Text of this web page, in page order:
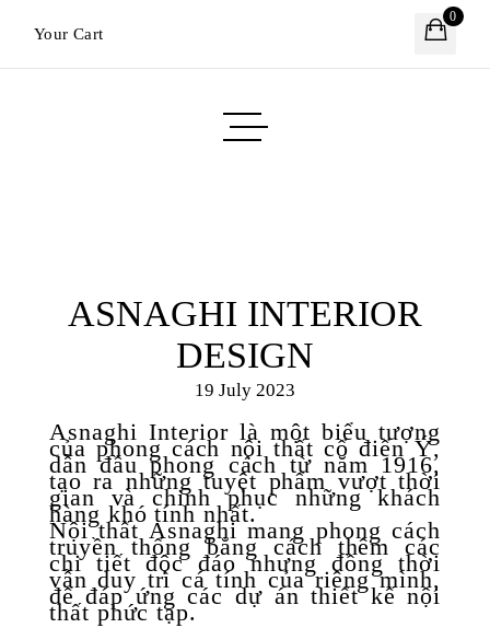
Your Cart
0
ASNAGHI INTERIOR
DESIGN
19 July 2023
Asnaghi Interior là một biểu tượng
của phong cách nội thất cổ điển Ý,
dẫn đầu phong cách từ năm 1916,
tạo ra những tuyệt phẩm vượt thời
gian và chinh phục những khách
hàng khó tính nhất.
Nội thất Asnaghi mang phong cách
truyền thống bằng cách thêm các
chi tiết độc đáo nhưng đồng thời
vẫn duy trì cá tính của riêng mình,
để đáp ứng các dự án thiết kế nội
thất phức tạp.